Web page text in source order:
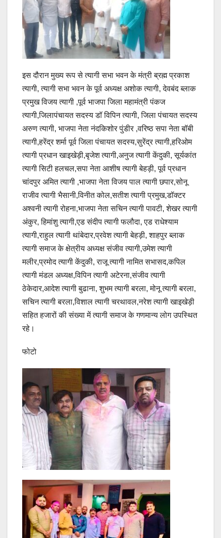
इस दौरान मुख्य रूप से त्यागी सभा भवन के मंत्री ब्रह्म प्रकाश
त्यागी, त्यागी सभा भवन के पूर्व अध्यक्ष अशोक त्यागी, देवबंद ब्लाक
प्रमुख विजय त्यागी ,पूर्व भाजपा जिला महामंत्री पंकज
त्यागी,जिलापंचायत सदस्य डॉ विपिन त्यागी, जिला पंचायत सदस्य
अरुण त्यागी, भाजपा नेता नंदकिशोर पुंडीर ,वरिष्ठ सपा नेता बॉबी
त्यागी,हरेंद्र शर्मा पूर्व जिला पंचायत सदस्य,सुरेंद्र त्यागी,हरिओम
त्यागी प्रधान खाइखेड़ी,बृजेश त्यागी,अनुज त्यागी केंदुकी, सूर्यकांत
त्यागी सिटी हलचल,सपा नेता आशीष त्यागी बेहड़ी, पूर्व प्रधान
चांदपुर अमित त्यागी ,भाजपा नेता विजय पाल त्यागी छपार,सोनू
राजीव त्यागी भैसानी,विनीत कोल,सतीश त्यागी प्रमुख,डॉक्टर
अश्वनी त्यागी रोहना,भाजपा नेता सचिन त्यागी पावटी, शेखर त्यागी
अंकुर, हिमांशु त्यागी,एड संदीप त्यागी फलौदा, एड राधेश्याम
त्यागी,राहुल त्यागी थांबेदार,प्रवेश त्यागी बेहड़ी, शाहपुर ब्लाक
त्यागी समाज के क्षेत्रीय अध्यक्ष संजीव त्यागी,उमेश त्यागी
मलीर,प्रमोद त्यागी केंदुकी, राजू त्यागी नामित सभासद,कपिल
त्यागी मंडल अध्यक्ष,विपिन त्यागी अटेरना,संजीव त्यागी
ठेकेदार,आदेश त्यागी बुढाना, शुभम त्यागी बरला, मोनू त्यागी बरला,
सचिन त्यागी बरला,विशाल त्यागी चरथावल,नरेश त्यागी खाइखेड़ी
सहित हजारों की संख्या में त्यागी समाज के गणमान्य लोग उपस्थित
रहे।
फोटो